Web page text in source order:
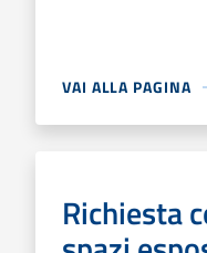
VAI ALLA PAGINA
Richiesta